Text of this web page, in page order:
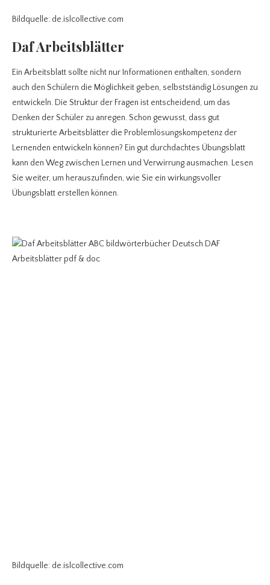
Bildquelle: de.islcollective.com
Daf Arbeitsblätter
Ein Arbeitsblatt sollte nicht nur Informationen enthalten, sondern
auch den Schülern die Möglichkeit geben, selbstständig Lösungen zu
entwickeln. Die Struktur der Fragen ist entscheidend, um das
Denken der Schüler zu anregen. Schon gewusst, dass gut
strukturierte Arbeitsblätter die Problemlösungskompetenz der
Lernenden entwickeln können? Ein gut durchdachtes Übungsblatt
kann den Weg zwischen Lernen und Verwirrung ausmachen. Lesen
Sie weiter, um herauszufinden, wie Sie ein wirkungsvoller
Übungsblatt erstellen können.
Bildquelle: de.islcollective.com